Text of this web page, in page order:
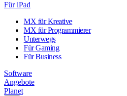
Für iPad
MX für Kreative
MX für Programmierer
Unterwegs
Für Gaming
Für Business
Software
Angebote
Planet